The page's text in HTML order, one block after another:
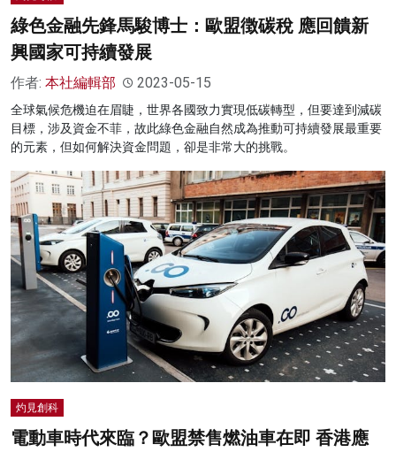
綠色金融先鋒馬駿博士：歐盟徴碳稅 應回饋新
興國家可持續發展
作者: 本社編輯部 2023-05-15
全球氣候危機迫在眉睫，世界各國致力實現低碳轉型，但要達到減碳
目標，涉及資金不菲，故此綠色金融自然成為推動可持續發展最重要
的元素，但如何解決資金問題，卻是非常大的挑戰。
灼見創科
電動車時代來臨？歐盟禁售燃油車在即 香港應